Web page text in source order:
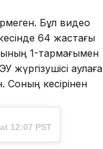
Бұл видео
64 жастағы
1-тармағымен
аулаға
Соның кесірінен
12:07 PST